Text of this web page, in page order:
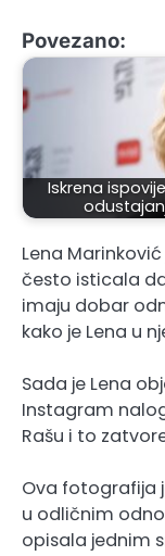
Povezano:
Iskrena
Lena
često isticala
imaju dobar
kako je Lena u
Sada je Lena
Instagram
Rašu i to
Ova fotografija
u odličnim
opisala jednim